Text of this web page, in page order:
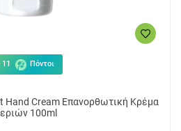
11 Πόντοι
Hand Cream Επανορθωτική Κρέμα
100ml